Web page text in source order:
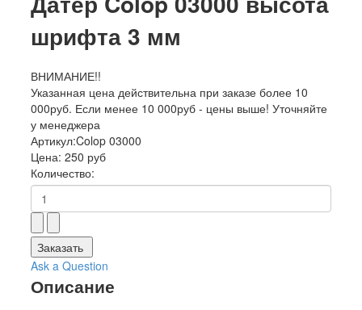
шрифта 3 мм
ВНИМАНИЕ!!
Указанная цена действительна при заказе более 10
000руб. Если менее 10 000руб - цены выше! Уточняйте
у менеджера
Артикул:Colop 03000
Цена: 250 руб
Количество:
Заказать
Ask a Question
Описание